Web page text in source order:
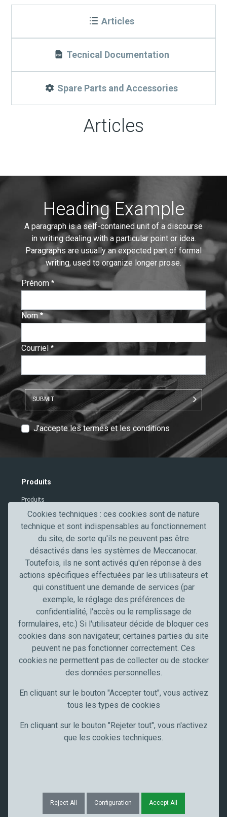
Articles
Tecnical Documentation
Spare Parts and Accessories
Articles
Heading Example
A paragraph is a self-contained unit of a discourse
in writing dealing with a particular point or idea.
Paragraphs are usually an expected part of formal
writing, used to organize longer prose.
Prénom
:
0/ 280
Nom
:
0/ 280
Courriel
:
0/ 280
SUBMIT
T
V
r
f
a
t
J’accepte les termes et les conditions
Produits
Produits
Contacts
Secteurs professionnels
Secteur de l'automobile
Truck, transport et poids lourds
Artisans et PME
Industrie
Meccanocar France
Qui sommes nous
Restez à jour
Cookies techniques : ces cookies sont de nature
technique et sont indispensables au fonctionnement
du site, de sorte qu'ils ne peuvent pas être
désactivés dans les systèmes de Meccanocar.
Toutefois, ils ne sont activés qu'en réponse à des
actions spécifiques effectuées par les utilisateurs et
qui constituent une demande de services (par
exemple, le réglage des préférences de
confidentialité, l'accès ou le remplissage de
formulaires, etc.) Si l'utilisateur décide de bloquer ces
cookies dans son navigateur, certaines parties du site
peuvent ne pas fonctionner correctement. Ces
cookies ne permettent pas de collecter ou de stocker
des données personnelles.
En cliquant sur le bouton "Accepter tout", vous activez
tous les types de cookies
En cliquant sur le bouton "Rejeter tout", vous n'activez
que les cookies techniques.
Reject All Configuration Accept All